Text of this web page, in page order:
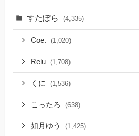
すたぽら (4,335)
Coe. (1,020)
Relu (1,708)
くに (1,536)
こったろ (638)
如月ゆう (1,425)